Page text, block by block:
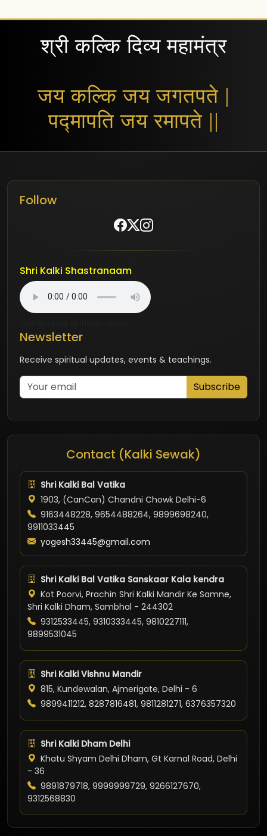
श्री कल्कि दिव्य महामंत्र
जय कल्कि जय जगतपते |
पद्मापति जय रमापते ||
Follow
Shri Kalki Shastranaam
Newsletter
Receive spiritual updates, events & teachings.
Subscribe
Contact (Kalki Sewak)
Shri Kalki Bal Vatika
1903, (CanCan) Chandni Chowk Delhi-6
9163448228, 9654488264, 9899698240,
9911033445
yogesh33445@gmail.com
Shri Kalki Bal Vatika Sanskaar Kala kendra
Kot Poorvi, Prachin Shri Kalki Mandir Ke Samne,
Shri Kalki Dham, Sambhal - 244302
9312533445, 9310333445, 9810227111,
9899531045
Shri Kalki Vishnu Mandir
815, Kundewalan, Ajmerigate, Delhi - 6
9899411212, 8287816481, 9811281271, 6376357320
Shri Kalki Dham Delhi
Khatu Shyam Delhi Dham, Gt Karnal Road, Delhi
- 36
9891879718, 9999999729, 9266127670,
9312568830